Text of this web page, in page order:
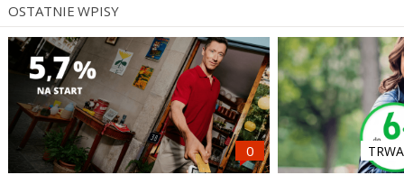
OSTATNIE WPISY